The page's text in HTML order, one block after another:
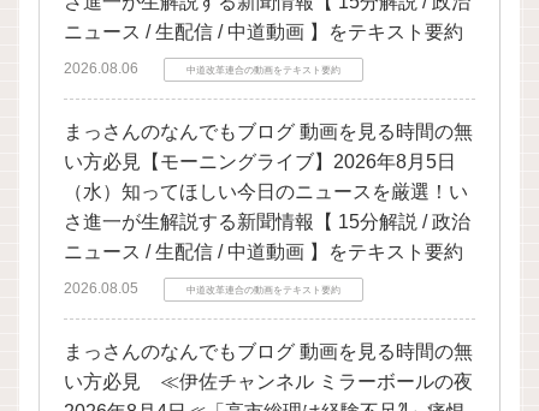
ニュース / 生配信 / 中道動画 】をテキスト要約
2026.08.06 中道改革連合の動画をテキスト要約
まっさんのなんでもブログ 動画を見る時間の無
い方必見【モーニングライブ】2026年8月5日
（水）知ってほしい今日のニュースを厳選！い
さ進一が生解説する新聞情報【 15分解説 / 政治
ニュース / 生配信 / 中道動画 】をテキスト要約
2026.08.05 中道改革連合の動画をテキスト要約
まっさんのなんでもブログ 動画を見る時間の無
い方必見 ≪伊佐チャンネル ミラーボールの夜